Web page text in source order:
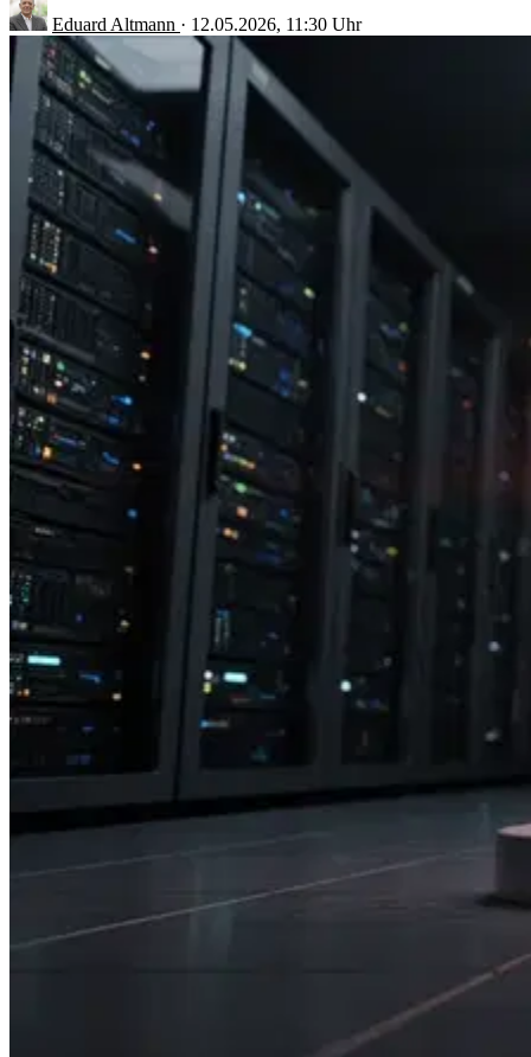
Eduard Altmann · 12.05.2026, 11:30 Uhr